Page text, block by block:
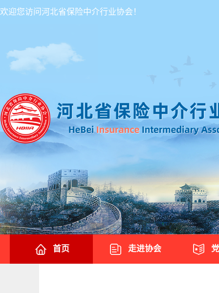
欢迎您访问河北省保险中介行业协会！
首页 走进协会